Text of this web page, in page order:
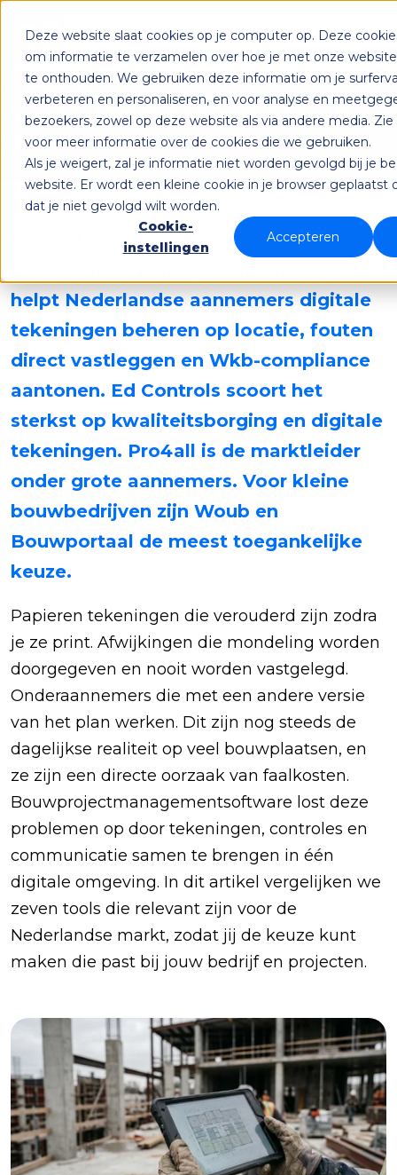
Deze website slaat cookies op je computer op. Deze
om informatie te verzamelen over hoe je met onze
te onthouden. We gebruiken deze informatie om je
verbeteren en personaliseren, en voor analyse en
bezoekers, zowel op deze website als via andere media.
voor meer informatie over de cookies die we gebruiken.
Als je weigert, zal je informatie niet worden gevolgd bij je
website. Er wordt een kleine cookie in je browser
dat je niet gevolgd wilt worden.
Cookie-
instellingen
Accepteren
beste
Nederland (2026)
helpt Nederlandse aannemers digitale
tekeningen beheren op locatie, fouten
direct vastleggen en Wkb-compliance
aantonen. Ed Controls scoort het
sterkst op kwaliteitsborging en digitale
tekeningen. Pro4all is de marktleider
onder grote aannemers. Voor kleine
bouwbedrijven zijn Woub en
Bouwportaal de meest toegankelijke
keuze.
Papieren tekeningen die verouderd zijn zodra
je ze print. Afwijkingen die mondeling worden
doorgegeven en nooit worden vastgelegd.
Onderaannemers die met een andere versie
van het plan werken. Dit zijn nog steeds de
dagelijkse realiteit op veel bouwplaatsen, en
ze zijn een directe oorzaak van faalkosten.
Bouwprojectmanagementsoftware lost deze
problemen op door tekeningen, controles en
communicatie samen te brengen in één
digitale omgeving. In dit artikel vergelijken we
zeven tools die relevant zijn voor de
Nederlandse markt, zodat jij de keuze kunt
maken die past bij jouw bedrijf en projecten.